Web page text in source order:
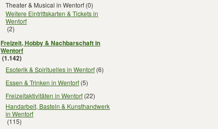
Theater & Musical in Wentorf (0)
Weitere Eintrittskarten & Tickets in
Wentorf
(2)
Freizeit, Hobby & Nachbarschaft in
Wentorf
(1.142)
Esoterik & Spirituelles in Wentorf (6)
Essen & Trinken in Wentorf (5)
Freizeitaktivitäten in Wentorf (22)
Handarbeit, Basteln & Kunsthandwerk
in Wentorf
(115)